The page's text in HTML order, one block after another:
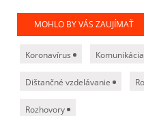
MOHLO BY VÁS ZAUJÍMAŤ
Koronavírus
Dištančné vzdelávanie
Rozhovory